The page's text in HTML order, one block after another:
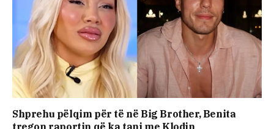
Shprehu pëlqim për të në Big Brother, Benita
tregon raportin që ka tani me Klodin